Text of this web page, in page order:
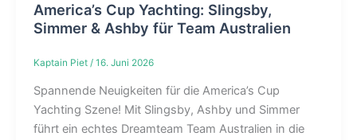
America’s Cup Yachting: Slingsby,
Simmer & Ashby für Team Australien
Kaptain Piet / 16. Juni 2026
Spannende Neuigkeiten für die America’s Cup
Yachting Szene! Mit Slingsby, Ashby und Simmer
führt ein echtes Dreamteam Team Australien in die